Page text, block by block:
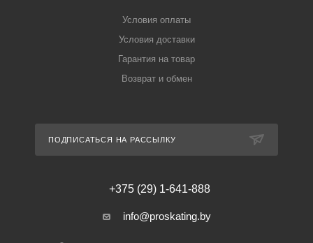
Условия оплаты
Условия доставки
Гарантия на товар
Возврат и обмен
ПОДПИСАТЬСЯ НА РАССЫЛКУ
+375 (29) 1-641-888
info@proskating.by